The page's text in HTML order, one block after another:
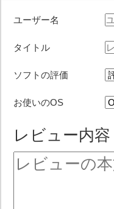
ユーザー名
タイトル
ソフトの評価
お使いのOS
レビュー内容